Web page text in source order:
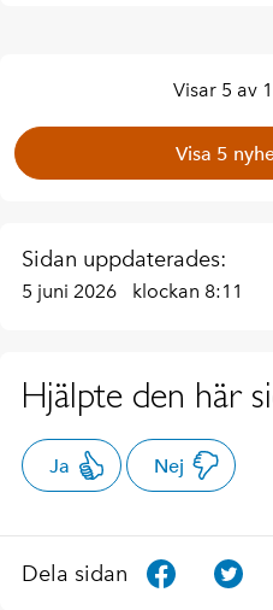
Visar 5 av
Visa 5
Sidan uppdaterades:
5 juni 2026 klockan 8:11
Hjälpte den här
Ja Nej
Dela sidan